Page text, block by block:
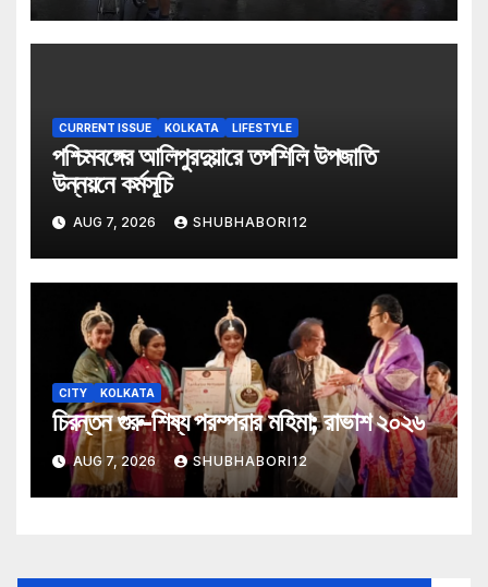
CURRENT ISSUE KOLKATA LIFESTYLE
পশ্চিমবঙ্গের আলিপুরদুয়ারে তপশিলি উপজাতি
উন্নয়নে কর্মসূচি
AUG 7, 2026 SHUBHABORI12
CITY KOLKATA
চিরন্তন গুরু-শিষ্য পরম্পরার মহিমা; রাভাশ ২০২৬
AUG 7, 2026 SHUBHABORI12